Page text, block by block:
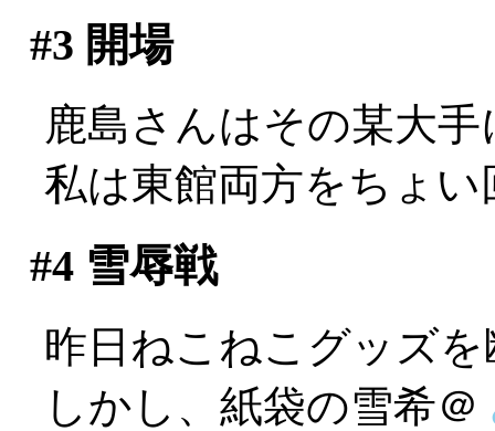
#3 開場
鹿島さんはその某大手
私は東館両方をちょ
#4雪辱戦
昨日ねこねこグッズ
しかし、紙袋の雪希＠